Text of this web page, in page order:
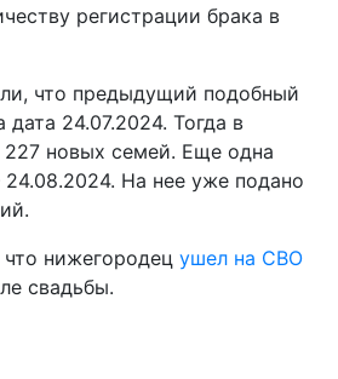
регистрации брака в
что предыдущий подобный
24.07.2024. Тогда в
227 новых семей. Еще одна
На нее уже подано
нижегородец ушел на СВО
свадьбы.